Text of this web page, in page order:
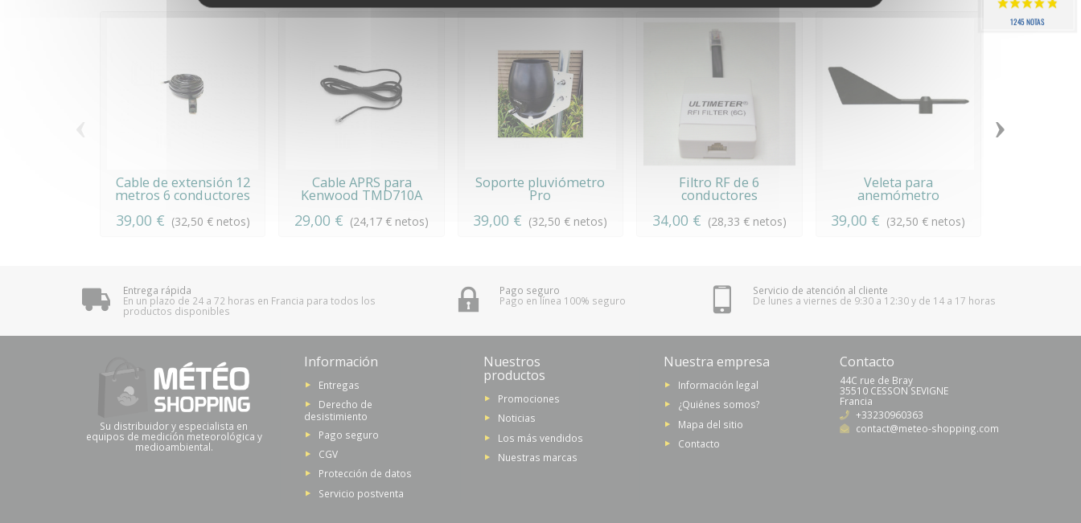
Cable de extensión 12
metros 6 conductores
39,00 € (32,50 € netos)
Cable APRS para
Kenwood TMD710A
29,00 € (24,17 € netos)
Soporte pluviómetro
Pro
39,00 € (32,50 € netos)
Filtro RF de 6
conductores
34,00 € (28,33 € netos)
Veleta para
anemómetro
39,00 € (32,50 € netos)
›
Entrega rápida
En un plazo de 24 a 72 horas en Francia para todos los
productos disponibles
Pago seguro
Pago en línea 100% seguro
Servicio de atención al cliente
De lunes a viernes de 9:30 a 12:30 y de 14 a 17 horas
Su distribuidor y especialista en
equipos de medición meteorológica y
medioambiental.
Información
Entregas
Derecho de
desistimiento
Pago seguro
CGV
Protección de datos
Servicio postventa
Nuestros
productos
Promociones
Noticias
Los más vendidos
Nuestras marcas
Nuestra empresa
Información legal
¿Quiénes somos?
Mapa del sitio
Contacto
Contacto
44C rue de Bray
35510 CESSON SEVIGNE
Francia
+33230960363
contact@meteo-shopping.com
1245 NOTAS